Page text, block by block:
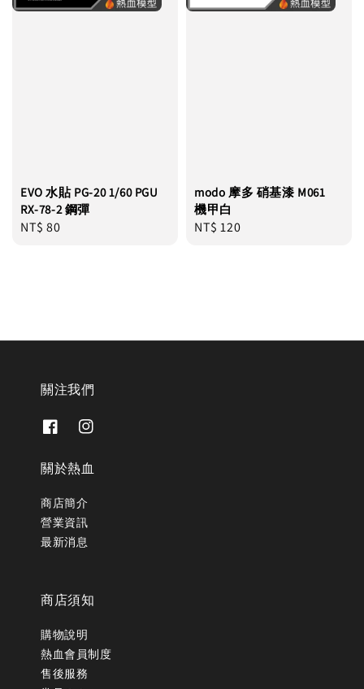
EVO 水貼 PG-20 1/60 PGU
RX-78-2 鋼彈
Regular
NT$ 80
modo 摩多 硝基漆 M061
機甲白
Regular
NT$ 120
關注我們
關於熱血
商店簡介
營業資訊
最新消息
商店須知
購物說明
熱血會員制度
售後服務